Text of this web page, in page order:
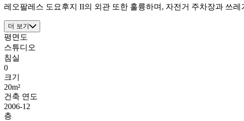
레오팔레스 도요후지 II의 외관 또한 훌륭하며, 자전거 주차장과 쓰
더 보기
평면도
스튜디오
침실
0
크기
20m²
건축 연도
2006-12
층